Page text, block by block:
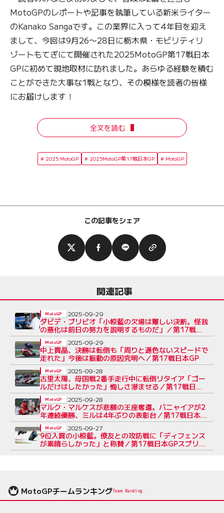
MotoGPのレポートや記事を執筆している新米ライター
のKanako Sangaです。この業界に入って4年目を迎え
まして、今回は9月26〜28日に栃木県・モビリティリ
ゾートもてぎにて開催された2025MotoGP第17戦日本
GPに初めて現地取材に訪れました。あらゆる経験を積む
ことができた大事な1戦となり、その模様を読者の皆様
にお届けします！
全文を読む
2025 MotoGP 2025MotoGP第17戦日本GP MotoGP
この記事をシェア
関連記事
ダビデ・ブリビオ「小椋藍の欠場は難しい決断。怪我
の悪化は前日の努力を説明するものだ」／第17戦日
本GP
MotoGP 2025-09-29
中上貴晶、決勝は転倒も「周りと遜色ないスピードで
走れた」今後は振動の原因究明へ／第17戦日本GP
MotoGP 2025-09-29
古里太陽、母国戦2番手走行中に転倒リタイア「ゴー
ルだけはしたかった」悔しさ滲ませる／第17戦日本
GP
MotoGP 2025-09-28
マルク・マルケスが悲願の王座奪還。バニャイアが2
年連続優勝、ミルは4年ぶりの表彰台／第17戦日本
GP決勝
MotoGP 2025-09-28
9位入賞の小椋藍。僚友との攻防戦に「ディフェンス
が素晴らしかった」と称賛／第17戦日本GPスプリン
ト
MotoGP 2025-09-27
MotoGPチームランキングTeam Ranking